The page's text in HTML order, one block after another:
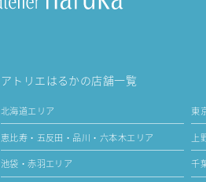
アトリエはるかの店舗一覧
北海道エリア 東
恵比寿・五反田・品川・六本木エリア 上
池袋・赤羽エリア 千